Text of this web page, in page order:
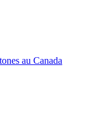
au Canada